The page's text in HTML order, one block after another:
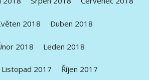
2018 Duben 2018
2018 Leden 2018
Listopad 2017 Říjen 2017